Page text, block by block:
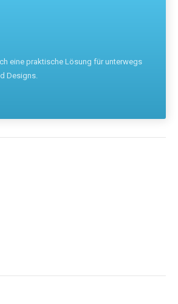
eine praktische Lösung für unterwegs
Designs.